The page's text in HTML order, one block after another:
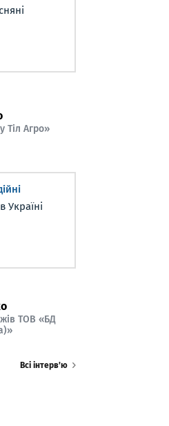
Тіл Агро»
Україні
ТОВ «БД
Всі інтерв’ю